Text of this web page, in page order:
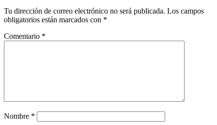
Tu dirección de correo electrónico no será publicada. Los campos
obligatorios están marcados con *
Comentario *
Nombre *